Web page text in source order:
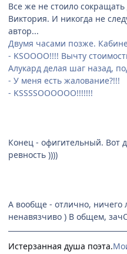
Все же не стоило
Виктория. И никогда не
автор...
Двумя часами позже.
- KSOOOO!!!! Вычту
Алукард делая шаг назад,
- У меня есть жалование?!!!
- KSSSSOOOOOO!!!!!!!
Конец - офигительный. Вот
ревность ))))
А вообще - отлично, ничего
ненавязчиво ) В общем,
Истерзанная душа поэта.